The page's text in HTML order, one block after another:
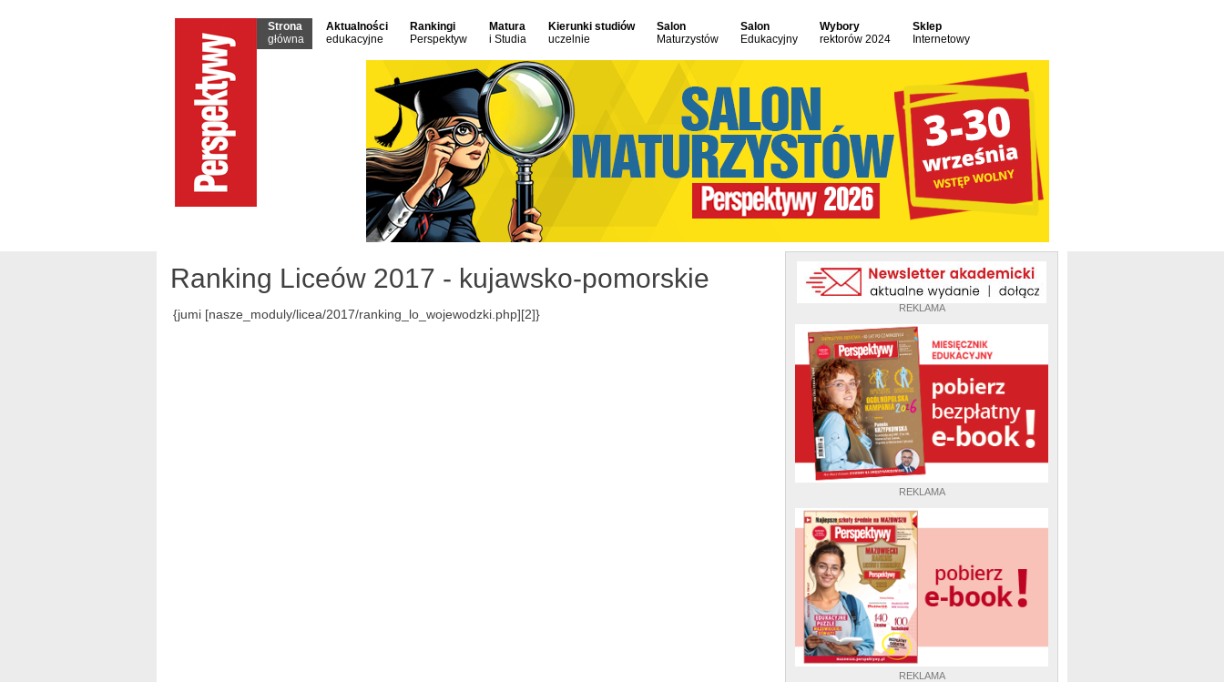
Strona
główna
Aktualności
edukacyjne
Rankingi
Perspektyw
Matura
i Studia
Kierunki studiów
uczelnie
Salon
Maturzystów
Salon
Edukacyjny
Wybory
rektorów 2024
Sklep
Internetowy
REKLAMA
REKLAMA
REKLAMA
Ranking Liceów 2017 - kujawsko-pomorskie
{jumi [nasze_moduly/licea/2017/ranking_lo_wojewodzki.php][2]}